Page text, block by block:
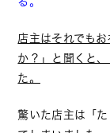
店主はそれでも
か？」と聞くと
た。
驚いた店主は「